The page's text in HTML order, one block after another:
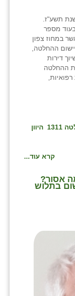
תשע"ז.
מספר
הראשון של שנת 2017), כאשר במחוז צפון
ההחלטה,
דירות
ההחלטה
היוון
קרא עוד...
אסור?
בתלוש